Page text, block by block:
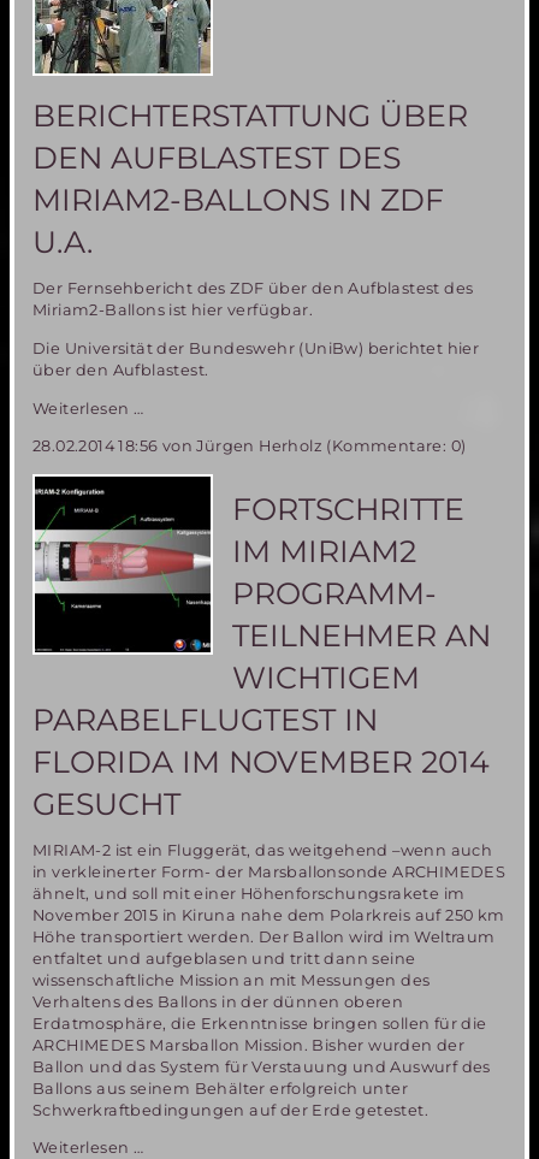
BERICHTERSTATTUNG ÜBER
DEN AUFBLASTEST DES
MIRIAM2-BALLONS IN ZDF
U.A.
Der Fernsehbericht des ZDF über den Aufblastest des
Miriam2-Ballons ist hier verfügbar.
Die Universität der Bundeswehr (UniBw) berichtet hier
über den Aufblastest.
Weiterlesen …
Berichterstattung
über
Aufblastest
des
MIRIAM2-
Ballons
28.02.2014 18:56 von Jürgen Herholz (Kommentare: 0)
FORTSCHRITTE
IM MIRIAM2
PROGRAMM-
TEILNEHMER AN
WICHTIGEM
PARABELFLUGTEST IN
FLORIDA IM NOVEMBER 2014
GESUCHT
MIRIAM-2 ist ein Fluggerät, das weitgehend –wenn auch
in verkleinerter Form- der Marsballonsonde ARCHIMEDES
ähnelt, und soll mit einer Höhenforschungsrakete im
November 2015 in Kiruna nahe dem Polarkreis auf 250 km
Höhe transportiert werden. Der Ballon wird im Weltraum
entfaltet und aufgeblasen und tritt dann seine
wissenschaftliche Mission an mit Messungen des
Verhaltens des Ballons in der dünnen oberen
Erdatmosphäre, die Erkenntnisse bringen sollen für die
ARCHIMEDES Marsballon Mission. Bisher wurden der
Ballon und das System für Verstauung und Auswurf des
Ballons aus seinem Behälter erfolgreich unter
Schwerkraftbedingungen auf der Erde getestet.
Weiterlesen …